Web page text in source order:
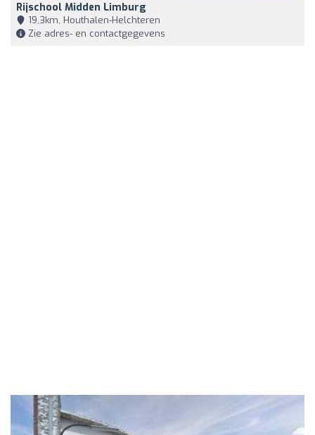
Rijschool Midden Limburg
19,3km, Houthalen-Helchteren
Zie adres- en contactgegevens